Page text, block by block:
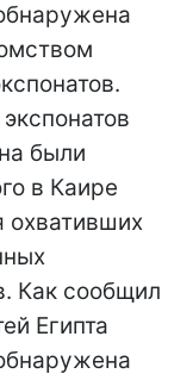
были
в Каире
охвативших
Как сообщил
Египта